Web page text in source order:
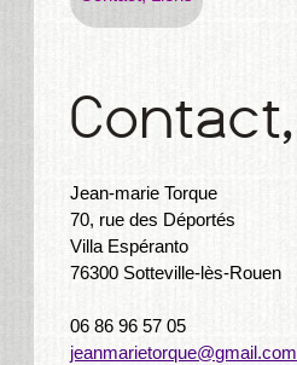
Jean-marie Torque
70, rue des Déportés
Villa Espéranto
76300 Sotteville-lès-Rouen
06 86 96 57 05
jeanmarietorque@gmail.com